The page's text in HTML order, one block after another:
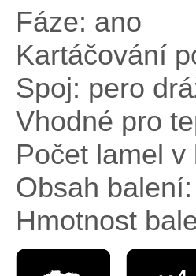
Fáze: ano
Kartáčování
Spoj: pero
Vhodné pro
Počet lamel
Obsah
Hmotnost